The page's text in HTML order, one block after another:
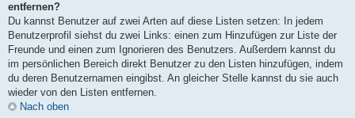
entfernen?
Du kannst Benutzer auf zwei Arten auf diese Listen setzen: In jedem
Benutzerprofil siehst du zwei Links: einen zum Hinzufügen zur Liste der
Freunde und einen zum Ignorieren des Benutzers. Außerdem kannst du
im persönlichen Bereich direkt Benutzer zu den Listen hinzufügen, indem
du deren Benutzernamen eingibst. An gleicher Stelle kannst du sie auch
wieder von den Listen entfernen.
Nach oben